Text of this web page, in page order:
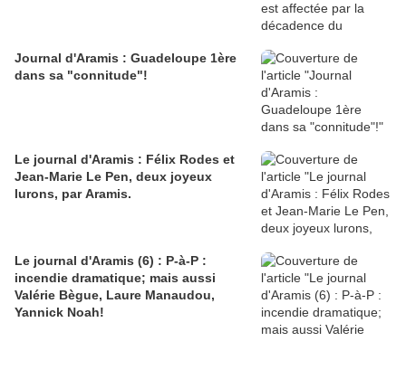
Journal d'Aramis : Guadeloupe 1ère
dans sa "connitude"!
Le journal d'Aramis : Félix Rodes et
Jean-Marie Le Pen, deux joyeux
lurons, par Aramis.
Le journal d'Aramis (6) : P-à-P :
incendie dramatique; mais aussi
Valérie Bègue, Laure Manaudou,
Yannick Noah!